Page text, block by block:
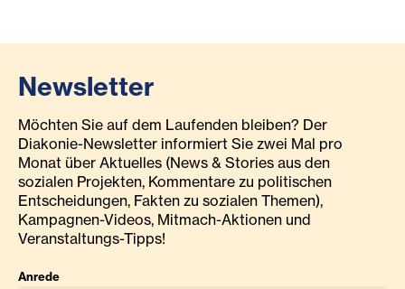
Newsletter
Möchten Sie auf dem Laufenden bleiben? Der
Diakonie-Newsletter informiert Sie zwei Mal pro
Monat über Aktuelles (News & Stories aus den
sozialen Projekten, Kommentare zu politischen
Entscheidungen, Fakten zu sozialen Themen),
Kampagnen-Videos, Mitmach-Aktionen und
Veranstaltungs-Tipps!
Anrede